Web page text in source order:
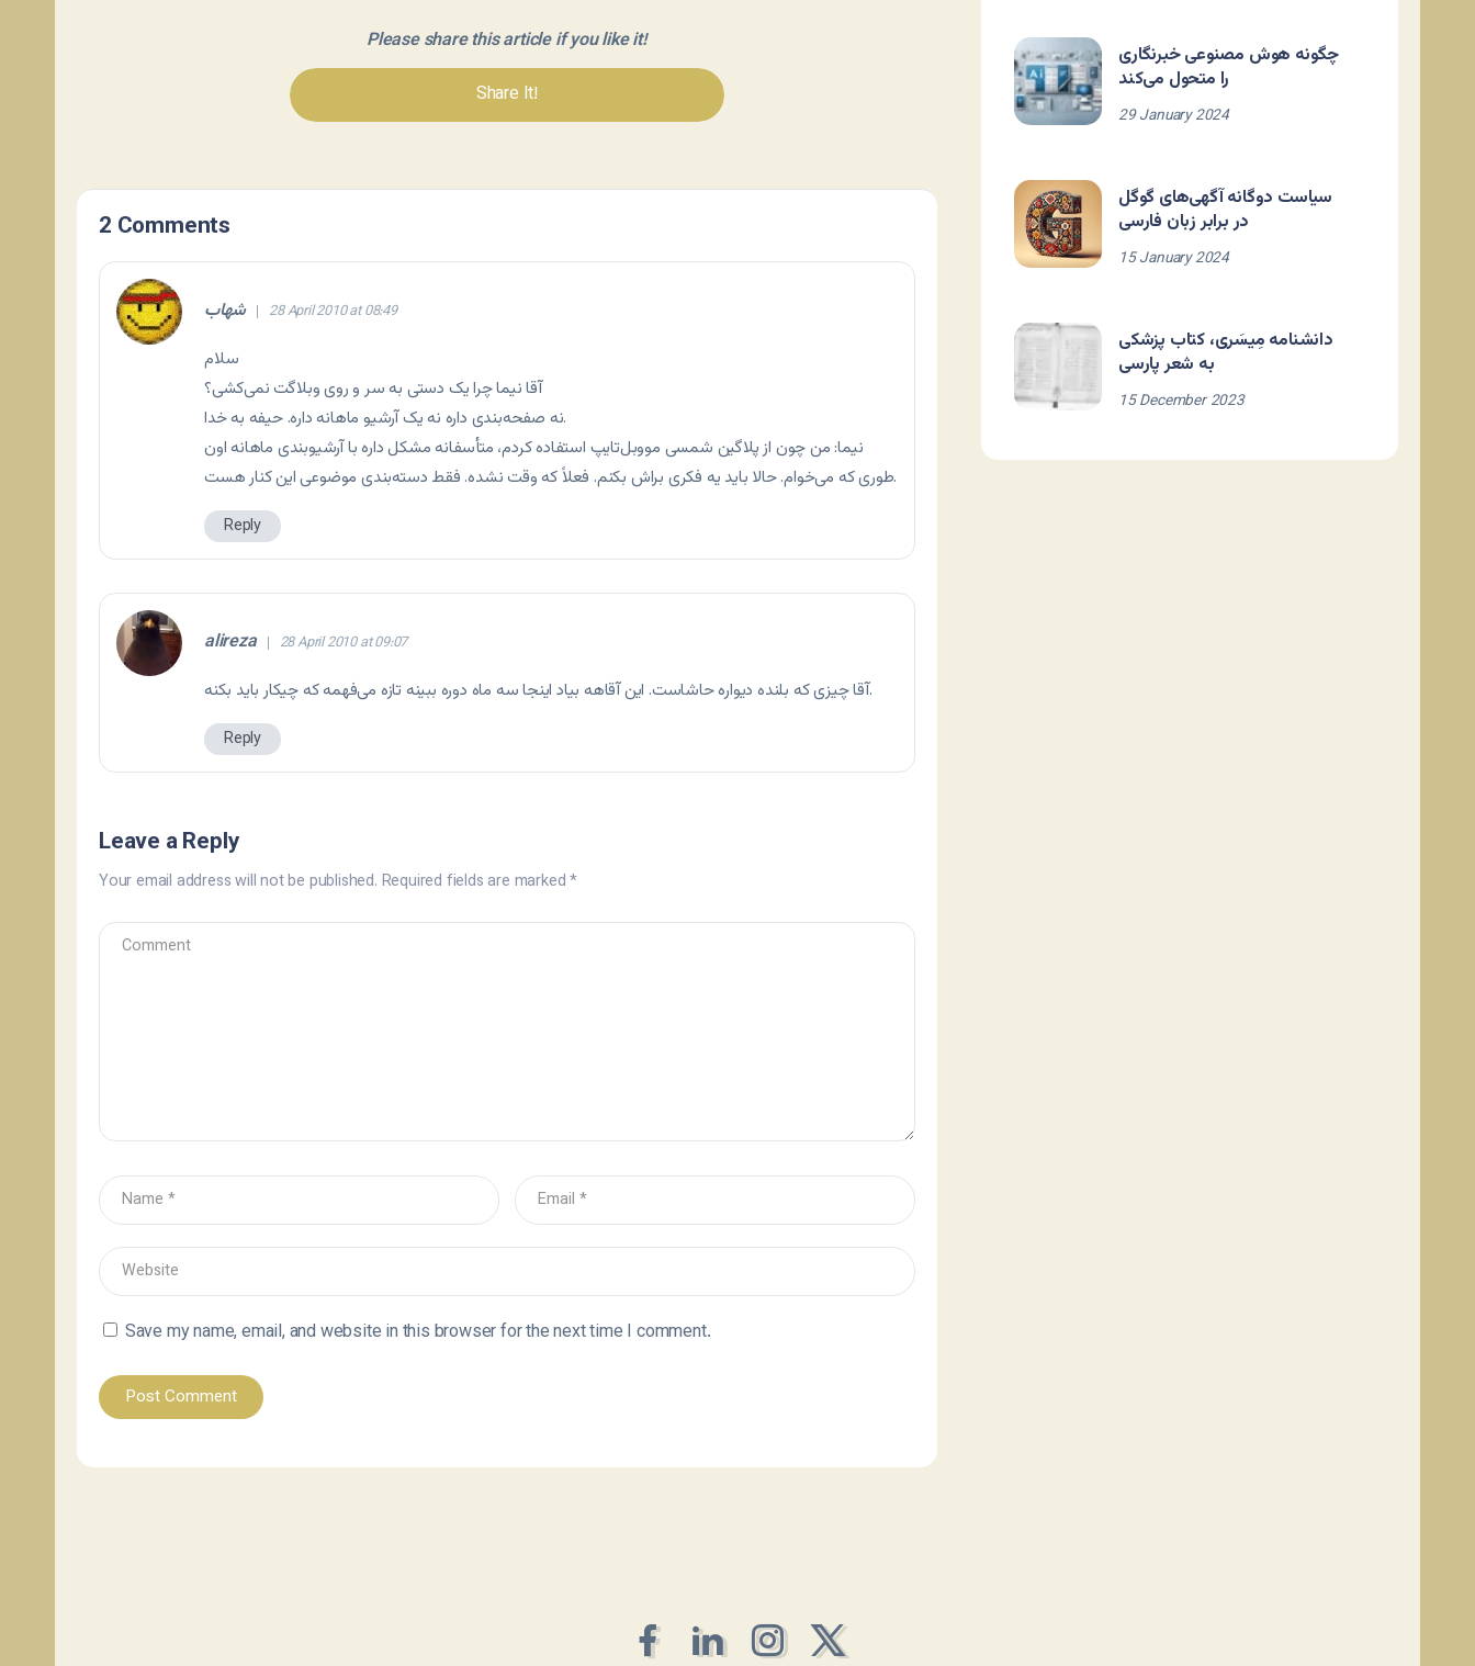
Please share this article if you like it!
Share It!
2 Comments
شهاب 28 April 2010 at 08:49
سلام
آقا نیما چرا یک دستی به سر و روی وبلاگت نمی‌کشی؟
نه صفحه‌بندی داره نه یک آرشیو ماهانه داره. حیفه به خدا.
نیما: من چون از پلاگین شمسی مووبل‌تایپ استفاده کردم، متأسفانه مشکل داره با آرشیوبندی ماهانه اون
طوری که می‌خوام. حالا باید یه فکری براش بکنم. فعلاً که وقت نشده. فقط دسته‌بندی موضوعی این کنار هست.
Reply
alireza 28 April 2010 at 09:07
آقا چیزی که بلنده دیواره حاشاست. این آقاهه بیاد اینجا سه ماه دوره ببینه تازه می‌فهمه که چیکار باید بکنه.
Reply
Leave a Reply
Your email address will not be published. Required fields are marked*
Save my name, email, and website in this browser for the next time I comment.
چگونه هوش مصنوعی خبرنگاری
را متحول می‌کند
29 January 2024
سیاست دوگانه آگهی‌های گوگل
در برابر زبان فارسی
15 January 2024
دانشنامه مِیسَری، کتاب پزشکی
به شعر پارسی
15 December 2023